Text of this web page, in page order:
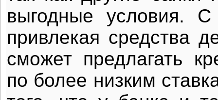
выгодные условия. С
привлекая средства
сможет предлагать
по более низким